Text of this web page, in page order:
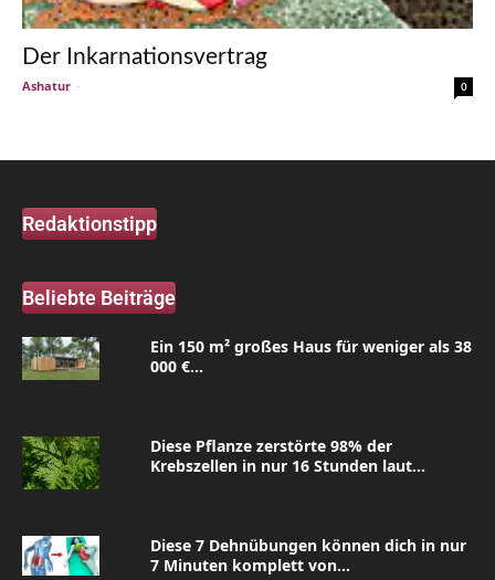
Der Inkarnationsvertrag
Ashatur - 0
Redaktionstipp
Beliebte Beiträge
Ein 150 m² großes Haus für weniger als 38
000 €...
Diese Pflanze zerstörte 98% der
Krebszellen in nur 16 Stunden laut...
Diese 7 Dehnübungen können dich in nur
7 Minuten komplett von...